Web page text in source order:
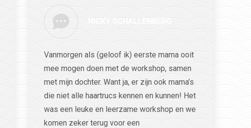
Vanmorgen als (geloof ik) eerste mama ooit
mee mogen doen met de workshop, samen
met mijn dochter. Want ja, er zijn ook mama’s
die niet alle haartrucs kennen en kunnen! Het
was een leuke en leerzame workshop en we
komen zeker terug voor een